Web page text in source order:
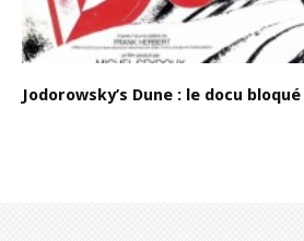
Jodorowsky’s Dune : le docu